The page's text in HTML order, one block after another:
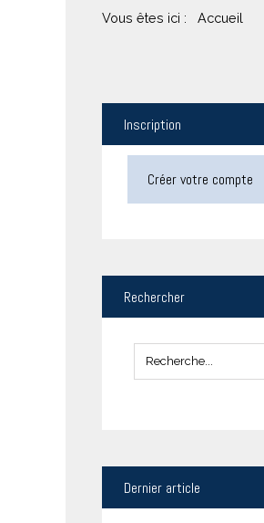
Vous êtes ici : Accueil
Inscription
Créer votre compte
Rechercher
Dernier article